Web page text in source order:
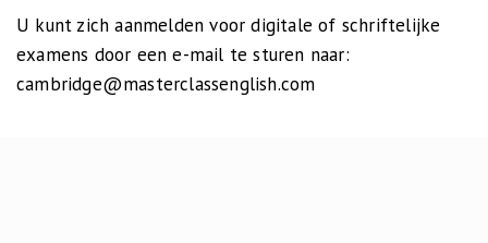
U kunt zich aanmelden voor digitale of schriftelijke
examens door een e-mail te sturen naar:
cambridge@masterclassenglish.com